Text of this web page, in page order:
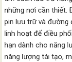
những nơi cần thiết.
pin lưu trữ và đường
linh hoạt để điều
hạn dành cho năng
năng lượng tái tạo,